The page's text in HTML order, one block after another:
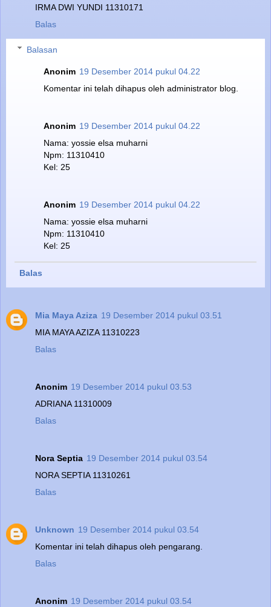
IRMA DWI YUNDI 11310171
Balas
Balasan
Anonim 19 Desember 2014 pukul 04.22
Komentar ini telah dihapus oleh administrator blog.
Anonim 19 Desember 2014 pukul 04.22
Nama: yossie elsa muharni
Npm: 11310410
Kel: 25
Anonim 19 Desember 2014 pukul 04.22
Nama: yossie elsa muharni
Npm: 11310410
Kel: 25
Balas
Mia Maya Aziza 19 Desember 2014 pukul 03.51
MIA MAYA AZIZA 11310223
Balas
Anonim 19 Desember 2014 pukul 03.53
ADRIANA 11310009
Balas
Nora Septia 19 Desember 2014 pukul 03.54
NORA SEPTIA 11310261
Balas
Unknown 19 Desember 2014 pukul 03.54
Komentar ini telah dihapus oleh pengarang.
Balas
Anonim 19 Desember 2014 pukul 03.54